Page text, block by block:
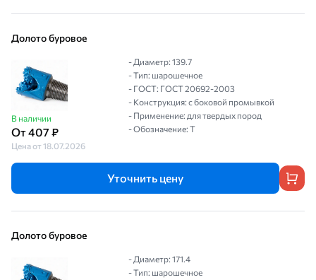
Долото буровое
В наличии
От 407 ₽
Цена от 18.07.2026
- Диаметр: 139.7
- Тип: шарошечное
- ГОСТ: ГОСТ 20692-2003
- Конструкция: с боковой промывкой
- Применение: для твердых пород
- Обозначение: Т
Уточнить цену
Долото буровое
- Диаметр: 171.4
- Тип: шарошечное